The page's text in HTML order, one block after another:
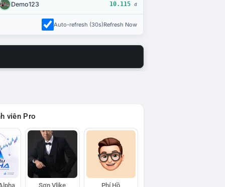
Demo123 10.115 đ
Auto-refresh (30s)Refresh Now
viên Pro
Sơn Vlike Phí Hồ